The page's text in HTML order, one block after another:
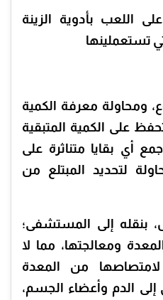
اللعب بأدوية الزينة
تستعملينها
ومحاولة معرفة الكمية
على الكمية المتبقية
أي بقايا متناثرة على
لتحديد المبتلع من
بنقله إلى المستشفى؛
ومعالجتها، مما لا
من المعدة
إلى الدم وأعضاء الجسم،